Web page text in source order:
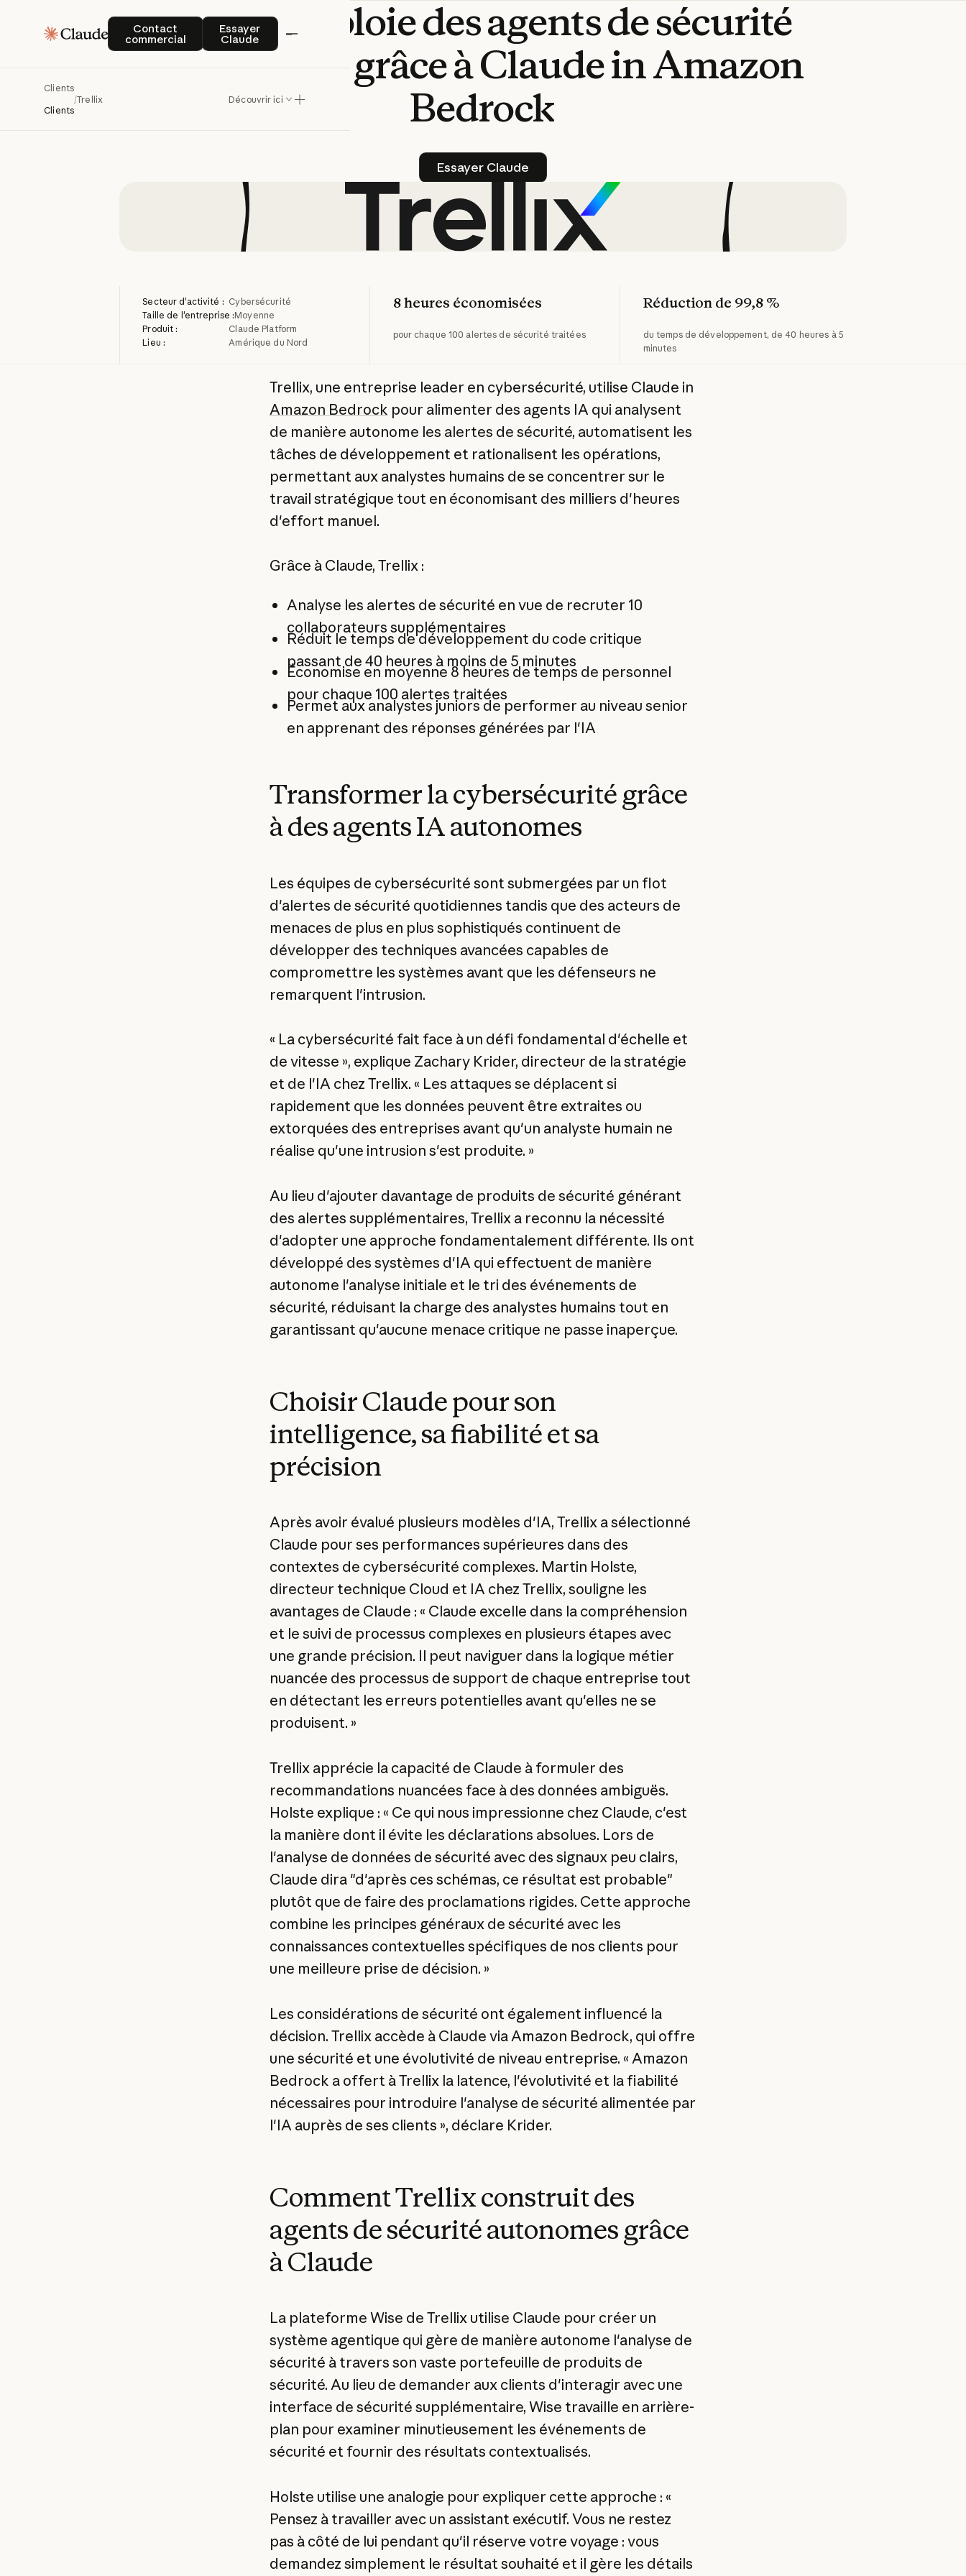
Contact
commercial
Contact commercial
Essayer
Claude
Essayer Claude
Clients
Clients
/Trellix Découvrir ici
Trellix déploiedesagentsdesécurité
autonomesgrâceàClaudeinAmazon
Bedrock
Essayer Claude
Essayer Claude
Secteur d'activité : Cybersécurité
Taille de l'entreprise :Moyenne
Produit :
Claude Platform
Lieu :
Amérique du Nord
8 heures économisées
pour chaque 100 alertes de sécurité traitées
Réduction de 99,8 %
du temps de développement, de 40 heures à 5
minutes
Trellix, une entreprise leader en cybersécurité, utilise Claude in
Amazon Bedrock pour alimenter des agents IA qui analysent
de manière autonome les alertes de sécurité, automatisent les
tâches de développement et rationalisent les opérations,
permettant aux analystes humains de se concentrer sur le
travail stratégique tout en économisant des milliers d'heures
d'effort manuel.
Grâce à Claude, Trellix :
Analyse les alertes de sécurité en vue de recruter 10
collaborateurs supplémentaires
Réduit le temps de développement du code critique
passant de 40 heures à moins de 5 minutes
Économise en moyenne 8 heures de temps de personnel
pour chaque 100 alertes traitées
Permet aux analystes juniors de performer au niveau senior
en apprenant des réponses générées par l'IA
Transformer la cybersécurité grâce
à des agents IA autonomes
Les équipes de cybersécurité sont submergées par un flot
d'alertes de sécurité quotidiennes tandis que des acteurs de
menaces de plus en plus sophistiqués continuent de
développer des techniques avancées capables de
compromettre les systèmes avant que les défenseurs ne
remarquent l'intrusion.
« La cybersécurité fait face à un défi fondamental d'échelle et
de vitesse », explique Zachary Krider, directeur de la stratégie
et de l'IA chez Trellix. « Les attaques se déplacent si
rapidement que les données peuvent être extraites ou
extorquées des entreprises avant qu'un analyste humain ne
réalise qu'une intrusion s'est produite. »
Au lieu d'ajouter davantage de produits de sécurité générant
des alertes supplémentaires, Trellix a reconnu la nécessité
d'adopter une approche fondamentalement différente. Ils ont
développé des systèmes d'IA qui effectuent de manière
autonome l'analyse initiale et le tri des événements de
sécurité, réduisant la charge des analystes humains tout en
garantissant qu'aucune menace critique ne passe inaperçue.
Choisir Claude pour son
intelligence, sa fiabilité et sa
précision
Après avoir évalué plusieurs modèles d'IA, Trellix a sélectionné
Claude pour ses performances supérieures dans des
contextes de cybersécurité complexes. Martin Holste,
directeur technique Cloud et IA chez Trellix, souligne les
avantages de Claude : « Claude excelle dans la compréhension
et le suivi de processus complexes en plusieurs étapes avec
une grande précision. Il peut naviguer dans la logique métier
nuancée des processus de support de chaque entreprise tout
en détectant les erreurs potentielles avant qu'elles ne se
produisent. »
Trellix apprécie la capacité de Claude à formuler des
recommandations nuancées face à des données ambiguës.
Holste explique : « Ce qui nous impressionne chez Claude, c'est
la manière dont il évite les déclarations absolues. Lors de
l'analyse de données de sécurité avec des signaux peu clairs,
Claude dira "d'après ces schémas, ce résultat est probable"
plutôt que de faire des proclamations rigides. Cette approche
combine les principes généraux de sécurité avec les
connaissances contextuelles spécifiques de nos clients pour
une meilleure prise de décision. »
Les considérations de sécurité ont également influencé la
décision. Trellix accède à Claude via Amazon Bedrock, qui offre
une sécurité et une évolutivité de niveau entreprise. « Amazon
Bedrock a offert à Trellix la latence, l'évolutivité et la fiabilité
nécessaires pour introduire l'analyse de sécurité alimentée par
l'IA auprès de ses clients », déclare Krider.
Comment Trellix construit des
agents de sécurité autonomes grâce
à Claude
La plateforme Wise de Trellix utilise Claude pour créer un
système agentique qui gère de manière autonome l'analyse de
sécurité à travers son vaste portefeuille de produits de
sécurité. Au lieu de demander aux clients d'interagir avec une
interface de sécurité supplémentaire, Wise travaille en arrière-
plan pour examiner minutieusement les événements de
sécurité et fournir des résultats contextualisés.
Holste utilise une analogie pour expliquer cette approche : «
Pensez à travailler avec un assistant exécutif. Vous ne restez
pas à côté de lui pendant qu'il réserve votre voyage : vous
demandez simplement le résultat souhaité et il gère les détails